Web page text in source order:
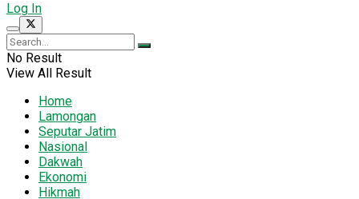
Log In
No Result
View All Result
Home
Lamongan
Seputar Jatim
Nasional
Dakwah
Ekonomi
Hikmah